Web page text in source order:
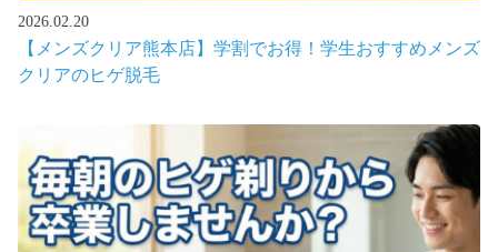
2026.02.20
【メンズクリア熊本店】学割でお得！学生おすすめメンズ
クリアのヒゲ脱毛